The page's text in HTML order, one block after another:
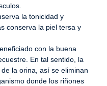
la tonicidad y
conserva la piel tersa y
con la buena
En tal sentido, la
la orina, así se eliminan
donde los riñones